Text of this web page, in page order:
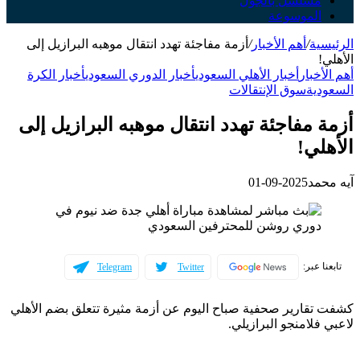
الموسوعة
الرئيسية/ أهم الأخبار/ أزمة مفاجئة تهدد انتقال موهبه البرازيل إلى
الأهلي!
أهم الأخبار أخبار الأهلي السعوديأخبار الدوري السعوديأخبار الكرة
السعوديةسوق الإنتقالات
أزمة مفاجئة تهدد انتقال موهبه البرازيل إلى
الأهلي!
آيه محمد2025-09-01
تابعنا عبر: Twitter
Telegram
كشفت تقارير صحفية صباح اليوم عن أزمة مثيرة تتعلق بضم الأهلي
لاعبي فلامنجو البرازيلي.